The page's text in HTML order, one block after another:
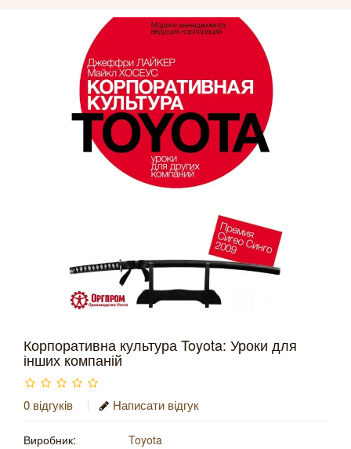
Корпоративна культура Toyota: Уроки для
інших компаній
0 відгуків Написати відгук
Виробник:
Toyota